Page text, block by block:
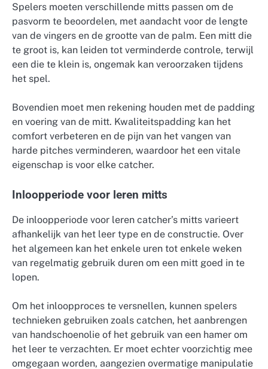
Spelers moeten verschillende mitts passen om de
pasvorm te beoordelen, met aandacht voor de lengte
van de vingers en de grootte van de palm. Een mitt die
te groot is, kan leiden tot verminderde controle, terwijl
een die te klein is, ongemak kan veroorzaken tijdens
het spel.
Bovendien moet men rekening houden met de padding
en voering van de mitt. Kwaliteitspadding kan het
comfort verbeteren en de pijn van het vangen van
harde pitches verminderen, waardoor het een vitale
eigenschap is voor elke catcher.
Inloopperiode voor leren mitts
De inloopperiode voor leren catcher’s mitts varieert
afhankelijk van het leer type en de constructie. Over
het algemeen kan het enkele uren tot enkele weken
van regelmatig gebruik duren om een mitt goed in te
lopen.
Om het inloopproces te versnellen, kunnen spelers
technieken gebruiken zoals catchen, het aanbrengen
van handschoenolie of het gebruik van een hamer om
het leer te verzachten. Er moet echter voorzichtig mee
omgegaan worden, aangezien overmatige manipulatie